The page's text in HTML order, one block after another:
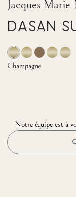
Jacques Marie
Dasan
Champagne
Notre équipe est à